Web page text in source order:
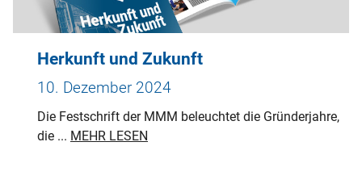
Herkunft und Zukunft
10. Dezember 2024
Die Festschrift der MMM beleuchtet die Gründerjahre,
die ... MEHR LESEN